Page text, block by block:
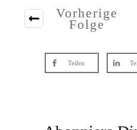
Vorherige
Folge
Teilen